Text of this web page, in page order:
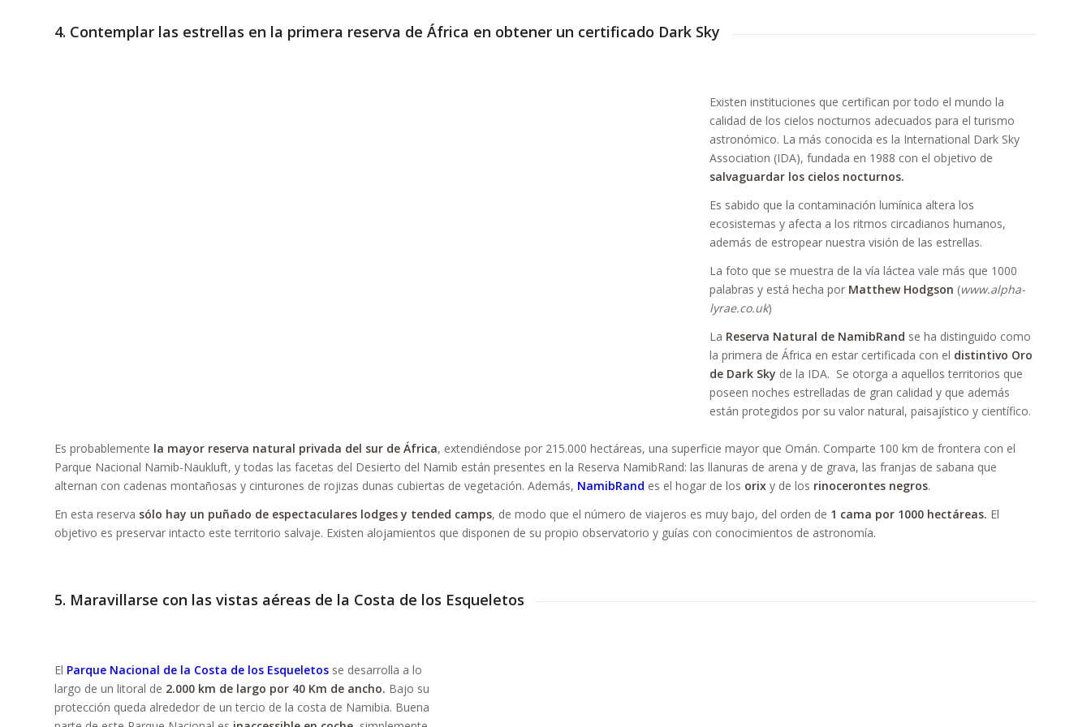
4. Contemplar las estrellas en la primera reserva de África en obtener un certificado Dark Sky
Existen instituciones que certifican por todo el mundo la
calidad de los cielos nocturnos adecuados para el turismo
astronómico. La más conocida es la International Dark Sky
Association (IDA), fundada en 1988 con el objetivo de
salvaguardar los cielos nocturnos.
Es sabido que la contaminación lumínica altera los
ecosistemas y afecta a los ritmos circadianos humanos,
además de estropear nuestra visión de las estrellas.
La foto que se muestra de la vía láctea vale más que 1000
palabras y está hecha por Matthew Hodgson (www.alpha-
lyrae.co.uk)
La Reserva Natural de NamibRand se ha distinguido como
la primera de África en estar certificada con el distintivo Oro
de Dark Sky de la IDA. Se otorga a aquellos territorios que
poseen noches estrelladas de gran calidad y que además
están protegidos por su valor natural, paisajístico y científico.
Es probablemente la mayor reserva natural privada del sur de África, extendiéndose por 215.000 hectáreas, una superficie mayor que Omán. Comparte 100 km de frontera con el
Parque Nacional Namib-Naukluft, y todas las facetas del Desierto del Namib están presentes en la Reserva NamibRand: las llanuras de arena y de grava, las franjas de sabana que
alternan con cadenas montañosas y cinturones de rojizas dunas cubiertas de vegetación. Además, NamibRand es el hogar de los orix y de los rinocerontes negros.
En esta reserva sólo hay un puñado de espectaculares lodges y tended camps, de modo que el número de viajeros es muy bajo, del orden de 1 cama por 1000 hectáreas. El
objetivo es preservar intacto este territorio salvaje. Existen alojamientos que disponen de su propio observatorio y guías con conocimientos de astronomía.
5. Maravillarse con las vistas aéreas de la Costa de los Esqueletos
El Parque Nacional de la Costa de los Esqueletos se desarrolla a lo
largo de un litoral de 2.000 km de largo por 40 Km de ancho. Bajo su
protección queda alrededor de un tercio de la costa de Namibia. Buena